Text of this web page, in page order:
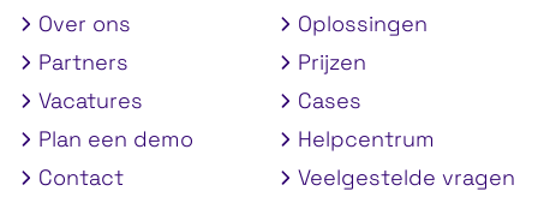
Over ons
Partners
Vacatures
Plan een demo
Contact
Oplossingen
Prijzen
Cases
Helpcentrum
Veelgestelde vragen